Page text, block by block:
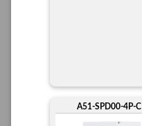
A51-SPD00-4P-C